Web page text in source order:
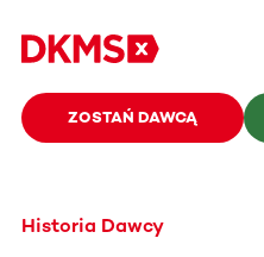
ZOSTAŃ DAWCĄ
Historia Dawcy